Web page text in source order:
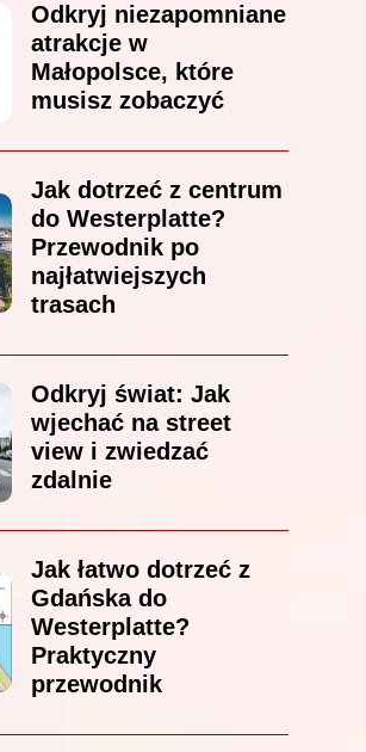
Odkryj niezapomniane
atrakcje w
Małopolsce, które
musisz zobaczyć
Jak dotrzeć z centrum
do Westerplatte?
Przewodnik po
najłatwiejszych
trasach
Odkryj świat: Jak
wjechać na street
view i zwiedzać
zdalnie
Jak łatwo dotrzeć z
Gdańska do
Westerplatte?
Praktyczny
przewodnik